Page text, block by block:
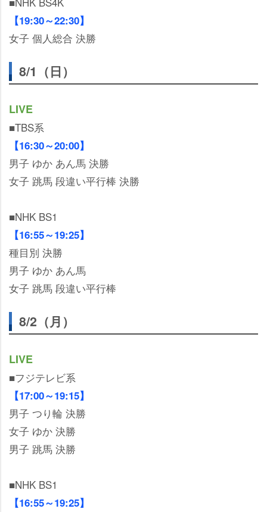
【19:30～22:30】
女子 個人総合 決勝
8/1（日）
LIVE
■TBS系
【16:30～20:00】
男子 ゆか あん馬 決勝
女子 跳馬 段違い平行棒 決勝
■NHK BS1
【16:55～19:25】
種目別 決勝
男子 ゆか あん馬
女子 跳馬 段違い平行棒
8/2（月）
LIVE
■フジテレビ系
【17:00～19:15】
男子 つり輪 決勝
女子 ゆか 決勝
男子 跳馬 決勝
■NHK BS1
【16:55～19:25】